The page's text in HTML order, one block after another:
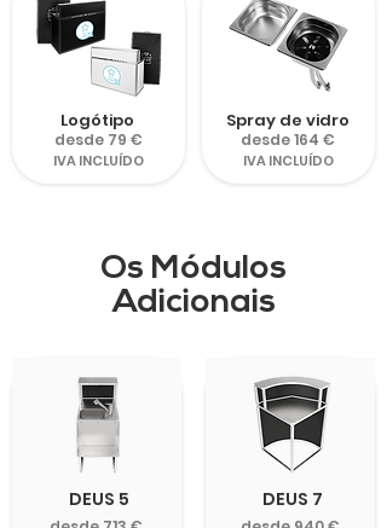
Logótipo
desde 79 €
IVA INCLUÍDO
Spray de vidro
desde 164 €
IVA INCLUÍDO
Os Módulos
Adicionais
DEUS 5 DEUS 7